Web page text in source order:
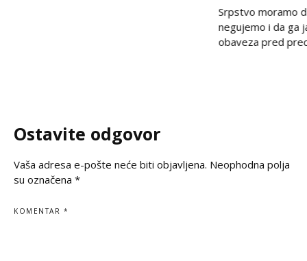
Srpstvo moramo
negujemo i da ga
obaveza pred
Ostavite odgovor
Vaša adresa e-pošte neće biti objavljena. Neophodna polja
su označena *
KOMENTAR *